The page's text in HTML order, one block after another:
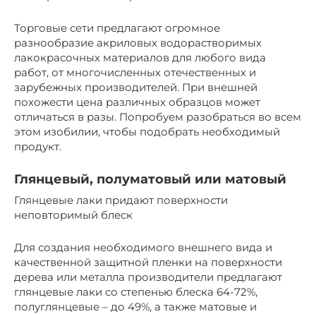
Торговые сети предлагают огромное
разнообразие акриловых водорастворимых
лакокрасочных материалов для любого вида
работ, от многочисленных отечественных и
зарубежных производителей. При внешней
похожести цена различных образцов может
отличаться в разы. Попробуем разобраться во всем
этом изобилии, чтобы подобрать необходимый
продукт.
Глянцевый, полуматовый или матовый
Глянцевые лаки придают поверхности
неповторимый блеск
Для создания необходимого внешнего вида и
качественной защитной пленки на поверхности
дерева или металла производители предлагают
глянцевые лаки со степенью блеска 64-72%,
полуглянцевые – до 49%, а также матовые и